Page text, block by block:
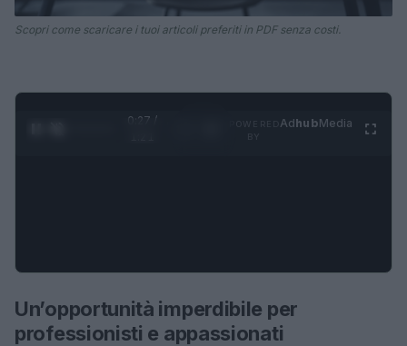
Scopri come scaricare i tuoi articoli preferiti in PDF senza costi.
0:28 /
AdhubMedia
Un’opportunità imperdibile per
professionisti e appassionati